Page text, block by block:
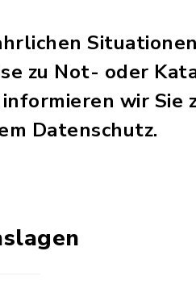
zu Not- oder
wir Sie
Datenschutz.